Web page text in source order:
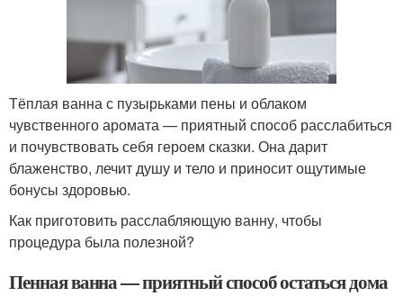
Тёплая ванна с пузырьками пены и облаком
чувственного аромата — приятный способ расслабиться
и почувствовать себя героем сказки. Она дарит
блаженство, лечит душу и тело и приносит ощутимые
бонусы здоровью.
Как приготовить расслабляющую ванну, чтобы
процедура была полезной?
Пенная ванна — приятный способ остаться дома